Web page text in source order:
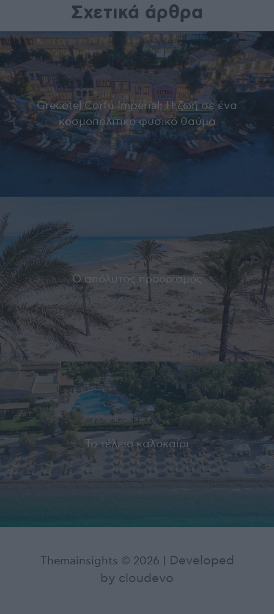
Σχετικά άρθρα
Grecotel Corfu Imperial: Η ζωή σε ένα
κοσμοπολίτικο φυσικό θαύμα
Ο απόλυτος προορισμός
Το τέλειο καλοκαίρι
Themainsights © 2026
Developed
by cloudevo